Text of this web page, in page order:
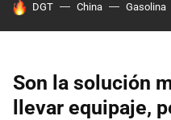
HOY SE HABLA DE
DGT China Gasolina
Son la solución
llevar equipaje,